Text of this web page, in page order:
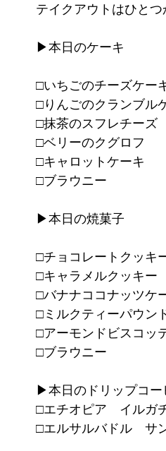
テイクアウトはひとつ
▶︎本日のケーキ
□いちごのチーズケー
□りんごのクランブル
□抹茶のスフレチーズ
□ベリーのクグロフ
□キャロットケーキ
□ブラウニー
▶︎本日の焼菓子
□チョコレートクッキ
□キャラメルクッキー
□バナナココナッツケ
□ミルクティーパウン
□アーモンドビスコッ
□ブラウニー
▶︎本日のドリップコー
□エチオピア　イルガ
□エルサルバドル　サ